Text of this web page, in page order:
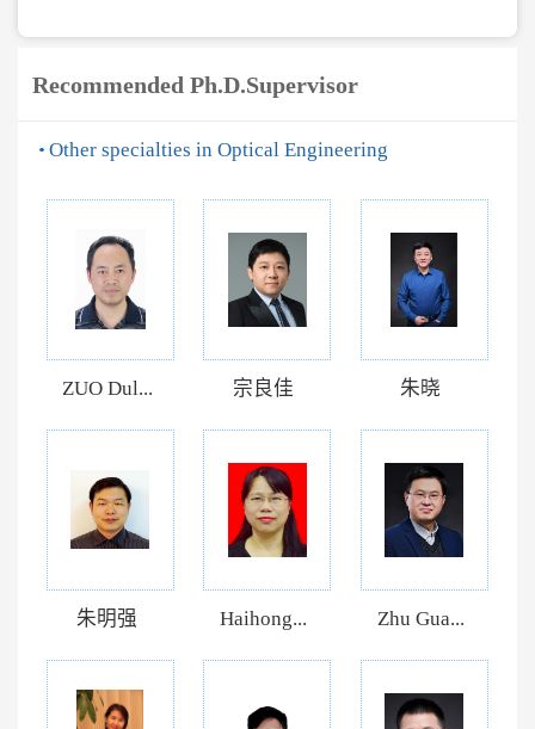
Recommended Ph.D.Supervisor
Other specialties in Optical Engineering
ZUO Dul... 宗良佳 朱晓
朱明强 Haihong... Zhu Gua...